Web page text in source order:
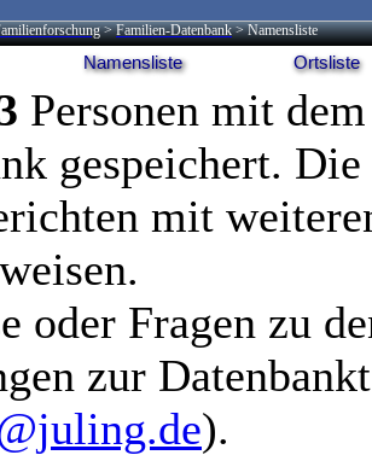
>Familien-Datenbank > Namensliste
Namensliste Ortsliste
Personen mit
gespeichert.
mit
oder Fragen zu
zur
).